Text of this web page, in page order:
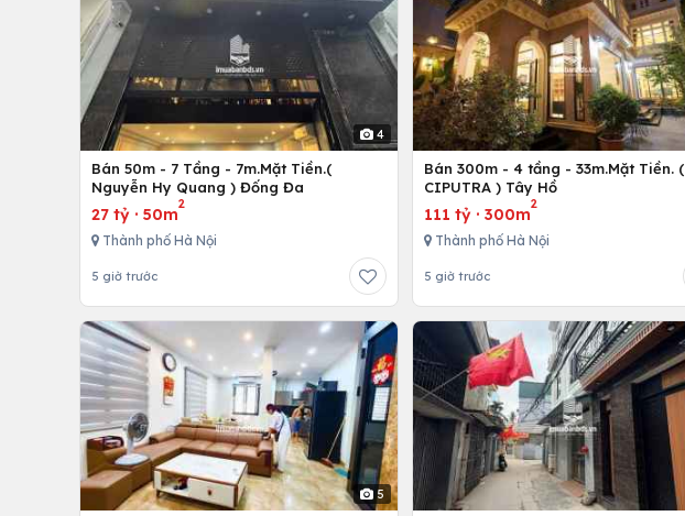
4
Bán 50m - 7 Tầng - 7m.Mặt Tiền.(
Nguyễn Hy Quang ) Đống Đa
27 tỷ · 50m
2
Thành phố Hà Nội
5 giờ trước
Bán 300m - 4 tầng - 33m.Mặt Tiền. (
CIPUTRA ) Tây Hồ
111 tỷ ·300m
2
Thành phố Hà Nội
5 giờ trước
5